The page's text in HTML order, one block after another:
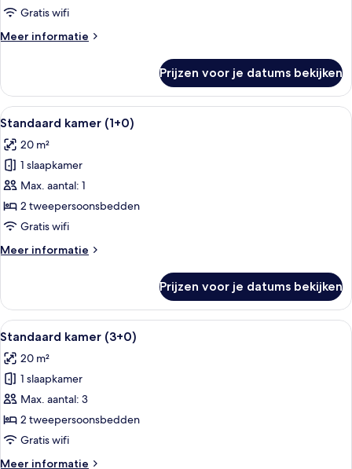
zwembad
(4+0)
Gratis wifi
Meer informatie
Meer
suite,
uitzicht
op
(4+0)
Prijzen voor je datums bekijken
Alle
foto's
voor
Standaard
kamer
(1+0)
laden
Een hotelkamer met een groot bed,
2
Standaard kamer (1+0)
20 m²
1 slaapkamer
Max. aantal: 1
2 tweepersoonsbedden
Gratis wifi
Meer informatie
Meer
kamer
(1+0)
Prijzen voor je datums bekijken
Alle
foto's
voor
Standaard
kamer
(3+0)
laden
Een hotelkamer met een groot bed,
2
Standaard kamer (3+0)
20 m²
1 slaapkamer
Max. aantal: 3
2 tweepersoonsbedden
Gratis wifi
Meer informatie
Meer